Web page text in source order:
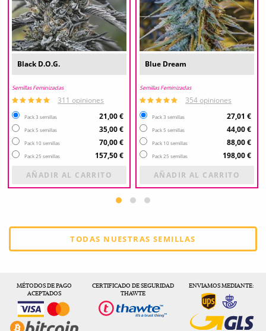
Black D.O.G.
Semillas Feminizadas
311 opiniones
Pack 3 semillas 21,00 €
Pack 5 semillas 35,00 €
Pack 10 semillas 70,00 €
Pack 25 semillas
157,50 €
AÑADIR AL CARRITO
Blue Dream
Semillas Feminizadas
354 opiniones
Pack 3 semillas 27,01 €
Pack 5 semillas 44,00 €
Pack 10 semillas 88,00 €
Pack 25 semillas
198,00 €
AÑADIR AL CARRITO
TODAS NUESTRAS SEMILLAS
MÉTODOS DE PAGO
ACEPTADOS
CERTIFICADO DE SEGURIDAD
THAWTE
ENVIAMOS MEDIANTE: